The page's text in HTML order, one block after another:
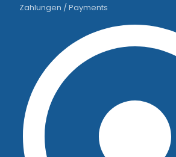
Zahlungen / Payments